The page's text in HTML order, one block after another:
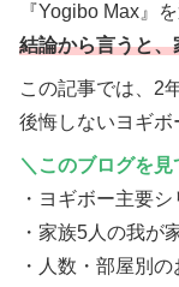
『Yogibo Max』
結論から言うと
この記事では、2
後悔しないヨギボ
＼このブログを
・ヨギボー主要
・家族5人の我が
・人数・部屋別